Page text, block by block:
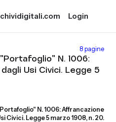
Login
8 pagine
N. 1006:
Usi Civici. Legge 5
N. 1006: Affrancazione
Civici. Legge 5 marzo 1908, n. 20.